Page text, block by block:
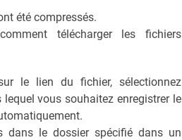
été compressés.
télécharger les fichiers
le lien du fichier, sélectionnez
lequel vous souhaitez enregistrer le
dans le dossier spécifié dans un